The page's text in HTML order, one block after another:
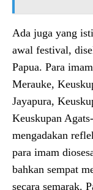
Ada juga yang
awal festival,
Papua. Para
Merauke,
Jayapura,
Keuskupan
mengadakan
para imam
bahkan sempat
secara semarak.